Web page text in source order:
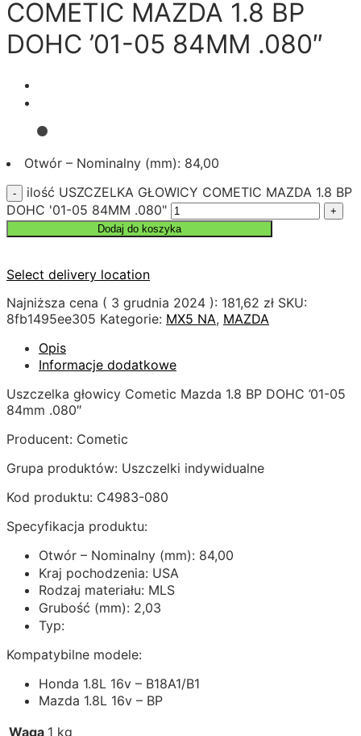
COMETIC MAZDA 1.8 BP
DOHC ’01-05 84MM .080″
Otwór – Nominalny (mm): 84,00
ilość USZCZELKA GŁOWICY COMETIC MAZDA 1.8 BP
DOHC '01-05 84MM .080"
Dodaj do koszyka
Select delivery location
Najniższa cena ( 3 grudnia 2024 ): 181,62 zł SKU:
8fb1495ee305 Kategorie: MX5 NA, MAZDA
Opis
Informacje dodatkowe
Uszczelka głowicy Cometic Mazda 1.8 BP DOHC ’01-05
84mm .080″
Producent: Cometic
Grupa produktów: Uszczelki indywidualne
Kod produktu: C4983-080
Specyfikacja produktu:
Otwór – Nominalny (mm): 84,00
Kraj pochodzenia: USA
Rodzaj materiału: MLS
Grubość (mm): 2,03
Typ:
Kompatybilne modele:
Honda 1.8L 16v – B18A1/B1
Mazda 1.8L 16v – BP
Waga 1 kg